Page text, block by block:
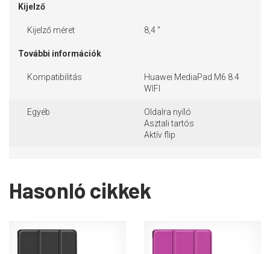
Kijelző
Kijelző méret 8,4 "
További információk
Kompatibilitás
Huawei MediaPad M6 8.4
WIFI
Egyéb
Oldalra nyíló
Asztali tartós
Aktív flip
Hasonló cikkek